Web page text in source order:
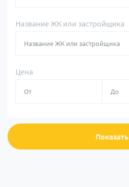
Название ЖК или застройщика
Цена
Показать